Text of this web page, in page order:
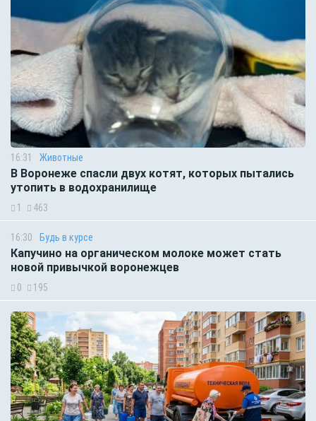
16:31 Животные
В Воронеже спасли двух котят, которых пытались
утопить в водохранилище
1 463
16:30 Будь в курсе
Капучино на органическом молоке может стать
новой привычкой воронежцев
0 195